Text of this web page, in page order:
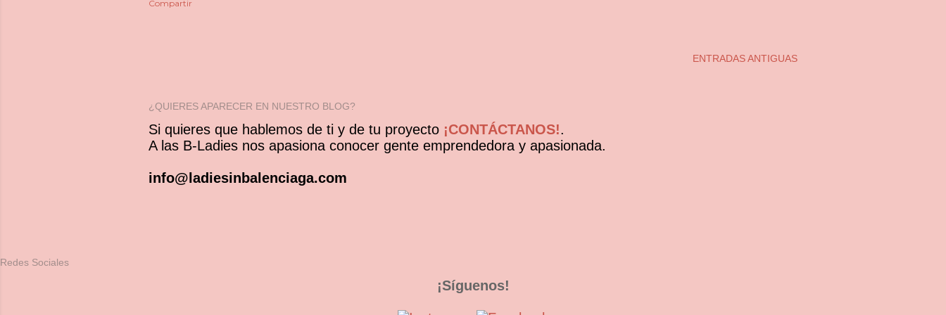
Compartir
ENTRADAS ANTIGUAS
¿QUIERES APARECER EN NUESTRO BLOG?
Si quieres que hablemos de ti y de tu proyecto ¡CONTÁCTANOS!.
A las B-Ladies nos apasiona conocer gente emprendedora y apasionada.
info@ladiesinbalenciaga.com
Redes Sociales
¡Síguenos!